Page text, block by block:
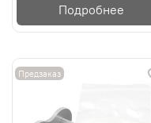
Подробнее
Предзаказ